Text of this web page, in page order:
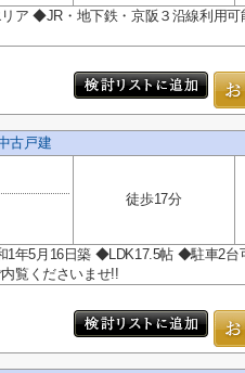
ア ◆JR・地下鉄・京阪３沿線利用
古戸建
徒歩17分
年5月16日築 ◆LDK17.5帖 ◆駐車2台
覧くださいませ!!